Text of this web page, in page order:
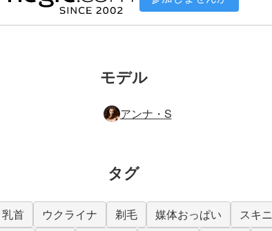
モデル
アンナ・S
タグ
乳首 ウクライナ 剃毛 媒体おっぱい スキ